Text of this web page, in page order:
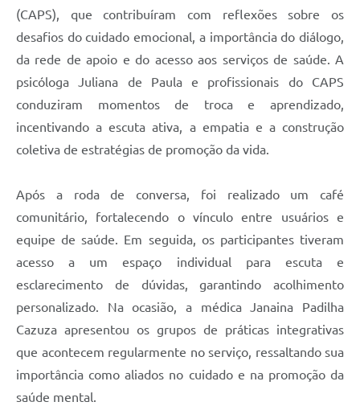
(CAPS), que contribuíram com reflexões sobre os
desafios do cuidado emocional, a importância do diálogo,
da rede de apoio e do acesso aos serviços de saúde. A
psicóloga Juliana de Paula e profissionais do CAPS
conduziram momentos de troca e aprendizado,
incentivando a escuta ativa, a empatia e a construção
coletiva de estratégias de promoção da vida.
Após a roda de conversa, foi realizado um café
comunitário, fortalecendo o vínculo entre usuários e
equipe de saúde. Em seguida, os participantes tiveram
acesso a um espaço individual para escuta e
esclarecimento de dúvidas, garantindo acolhimento
personalizado. Na ocasião, a médica Janaina Padilha
Cazuza apresentou os grupos de práticas integrativas
que acontecem regularmente no serviço, ressaltando sua
importância como aliados no cuidado e na promoção da
saúde mental.